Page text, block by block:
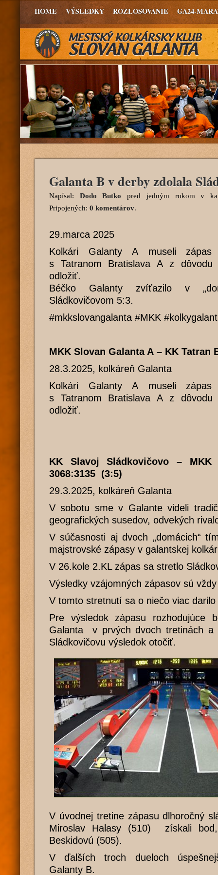
HOME VÝSLEDKY ROZLOSOVANIE GA24-
Galanta B v derby zdolala
Napísal: Dodo Butko pred jedným rokom v
Pripojených: 0 komentárov.
29.marca 2025
Kolkári Galanty A museli
s Tatranom Bratislava A z
odložiť.
Béčko Galanty zvíťazilo v
Sládkovičovom 5:3.
#mkkslovangalanta #MKK
MKK Slovan Galanta A – KK Tatran
28.3.2025, kolkáreň Galanta
Kolkári Galanty A museli
s Tatranom Bratislava A z
odložiť.
KK Slavoj Sládkovičovo –
3068:3135 (3:5)
29.3.2025, kolkáreň Galanta
V sobotu sme v Galante videli
geografických susedov, odvekých
V súčasnosti aj dvoch „domácich“
majstrovské zápasy v galantskej
V 26.kole 2.KL zápas sa stretlo
Výsledky vzájomných zápasov sú
V tomto stretnutí sa o niečo viac
Pre výsledok zápasu rozhodujúce
Galanta v prvých dvoch tretinách a
Sládkovičovu výsledok otočiť.
V úvodnej tretine zápasu dlhoročný
Miroslav Halasy (510) získali
Beskidovú (505).
V ďalších troch dueloch
Galanty B.